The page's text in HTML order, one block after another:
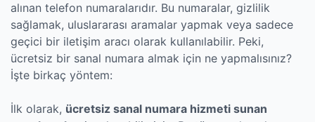
alınan telefon numaralarıdır. Bu numaralar, gizlilik
sağlamak, uluslararası aramalar yapmak veya sadece
geçici bir iletişim aracı olarak kullanılabilir. Peki,
ücretsiz bir sanal numara almak için ne yapmalısınız?
İşte birkaç yöntem:
İlk olarak, ücretsiz sanal numara hizmeti sunan